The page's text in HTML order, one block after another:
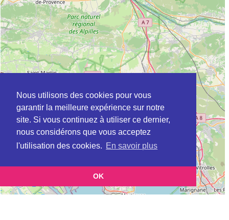
Nous utilisons des cookies pour vous
garantir la meilleure expérience sur notre
site. Si vous continuez à utiliser ce dernier,
nous considérons que vous acceptez
l'utilisation des cookies. En savoir plus
OK